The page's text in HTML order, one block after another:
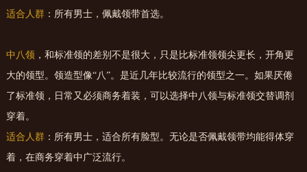
适合人群：所有男士，佩戴领带首选。
中八领 ，和标准领的差别不是很大，只是比标准领领尖更长，开角更
大的领型。领造型像“八”。是近几年比较流行的领型之一。如果厌倦
了标准领，日常又必须商务着装，可以选择中八领与标准领交替调剂
穿着。
适合人群：所有男士，适合所有脸型。无论是否佩戴领带均能得体穿
着，在商务穿着中广泛流行。